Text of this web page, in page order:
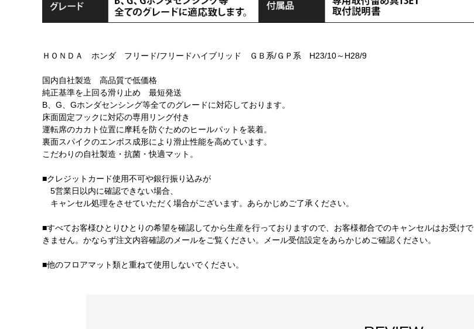
ＨＯＮＤＡ ホンダ フリード/フリードハイブリッド ＧＢ系/ＧＰ系 H23/10～H28/9
国内自社製造 高品質で低価格
純正基準を上回る滑り止め 最短発送
B、G、Gホンダセンシング等全てのグレードに対応しております。
床面固定フックに対応の専用リング付き
運転席のカカト位置に摩耗を防ぐためのヒールパットを装着。
裏面スパイクのエンボス成形により滑止性能を高めています。
こだわりの自社製造・抗菌・快適マット。
■クレジットカード使用不可や銀行振り込みが
5営業日以内に確認できない場合、
キャンセル処理をさせていただく場合がございます。あらかじめご了承ください。
■すべてお客様ひとりひとりの希望を確認してから生産を行っておりますので、お客様都合でのキャンセルはお受けで
きません。かならず注文内容確認のメールをご覧ください。メール受信設定をあらかじめご確認ください。
■他のフロアマット類と重ねて使用しないでください。